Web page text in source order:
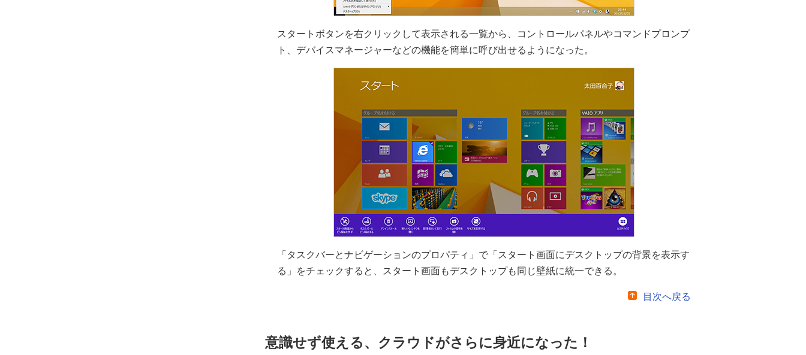
スタートボタンを右クリックして表示される一覧から、コントロールパネルやコマンドプロンプ
ト、デバイスマネージャーなどの機能を簡単に呼び出せるようになった。
「タスクバーとナビゲーションのプロパティ」で「スタート画面にデスクトップの背景を表示す
る」をチェックすると、スタート画面もデスクトップも同じ壁紙に統一できる。
目次へ戻る
意識せず使える、クラウドがさらに身近になった！